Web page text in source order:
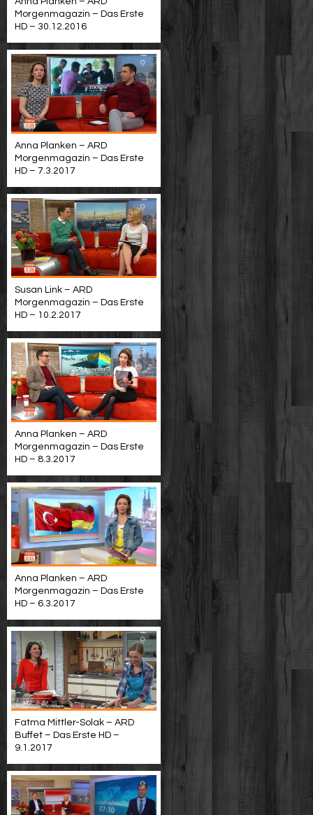
Morgenmagazin – Das Erste
HD – 30.12.2016
Anna Planken – ARD
Morgenmagazin – Das Erste
HD – 7.3.2017
Susan Link – ARD
Morgenmagazin – Das Erste
HD – 10.2.2017
Anna Planken – ARD
Morgenmagazin – Das Erste
HD – 8.3.2017
Anna Planken – ARD
Morgenmagazin – Das Erste
HD – 6.3.2017
Fatma Mittler-Solak – ARD
Buffet – Das Erste HD –
9.1.2017